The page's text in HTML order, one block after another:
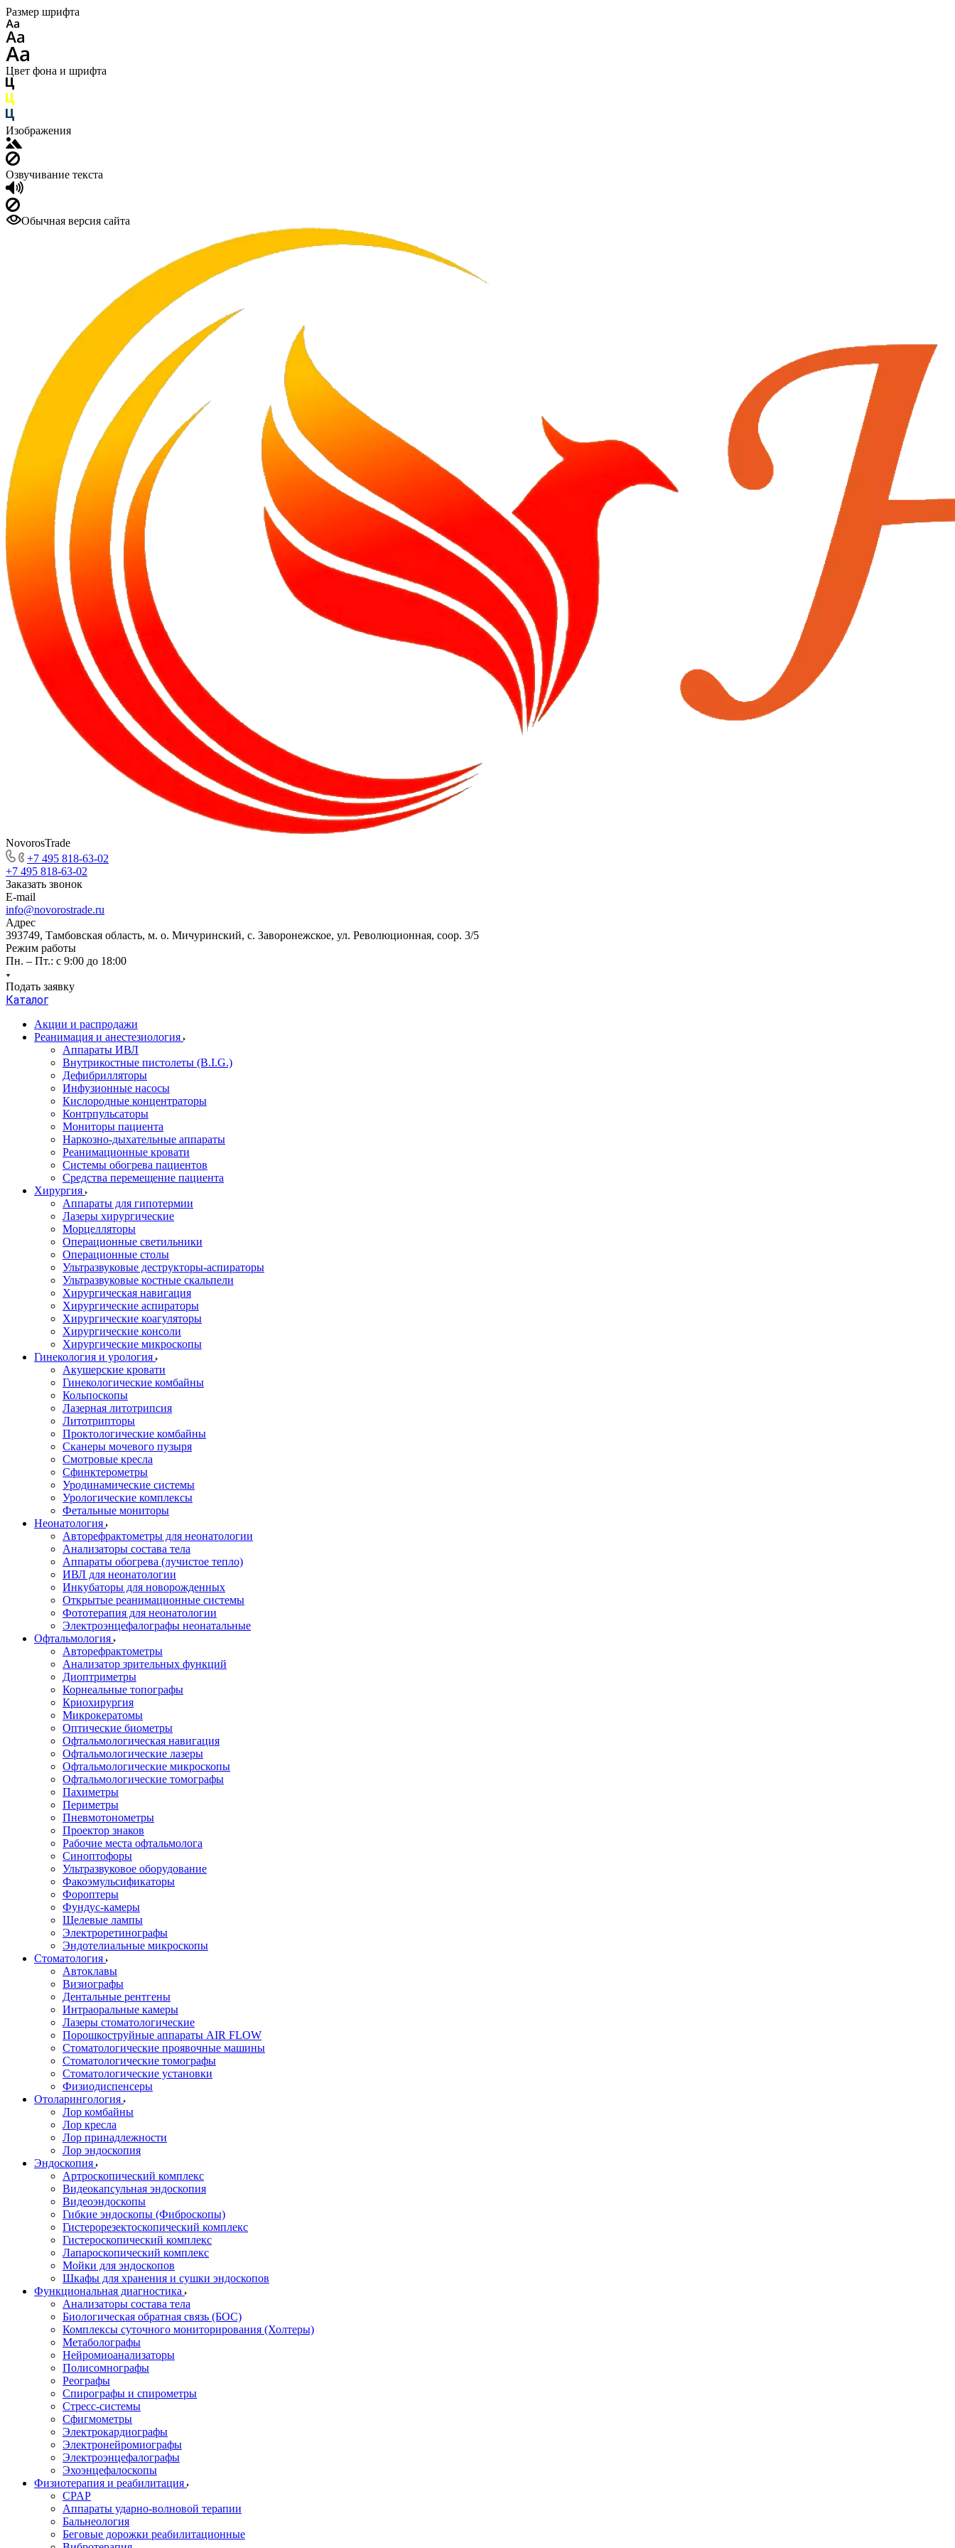
Размер шрифта
Цвет фона и шрифта
Изображения
Озвучивание текста
Обычная версия сайта
NovorosTrade
+7 495 818-63-02
+7 495 818-63-02
Заказать звонок
E-mail
info@novorostrade.ru
Адрес
393749, Тамбовская область, м. о. Мичуринский, с. Заворонежское, ул. Революционная, соор. 3/5
Режим работы
Пн. – Пт.: с 9:00 до 18:00
Подать заявку
Каталог
Акции и распродажи
Реанимация и анестезиология
Аппараты ИВЛ
Внутрикостные пистолеты (B.I.G.)
Дефибрилляторы
Инфузионные насосы
Кислородные концентраторы
Контрпульсаторы
Мониторы пациента
Наркозно-дыхательные аппараты
Реанимационные кровати
Системы обогрева пациентов
Средства перемещение пациента
Хирургия
Аппараты для гипотермии
Лазеры хирургические
Морцелляторы
Операционные светильники
Операционные столы
Ультразвуковые деструкторы-аспираторы
Ультразвуковые костные скальпели
Хирургическая навигация
Хирургические аспираторы
Хирургические коагуляторы
Хирургические консоли
Хирургические микроскопы
Гинекология и урология
Акушерские кровати
Гинекологические комбайны
Кольпоскопы
Лазерная литотрипсия
Литотрипторы
Проктологические комбайны
Сканеры мочевого пузыря
Смотровые кресла
Сфинктерометры
Уродинамические системы
Урологические комплексы
Фетальные мониторы
Неонатология
Авторефрактометры для неонатологии
Анализаторы состава тела
Аппараты обогрева (лучистое тепло)
ИВЛ для неонатологии
Инкубаторы для новорожденных
Открытые реанимационные системы
Фототерапия для неонатологии
Электроэнцефалографы неонатальные
Офтальмология
Авторефрактометры
Анализатор зрительных функций
Диоптриметры
Корнеальные топографы
Криохирургия
Микрокератомы
Оптические биометры
Офтальмологическая навигация
Офтальмологические лазеры
Офтальмологические микроскопы
Офтальмологические томографы
Пахиметры
Периметры
Пневмотонометры
Проектор знаков
Рабочие места офтальмолога
Синоптофоры
Ультразвуковое оборудование
Факоэмульсификаторы
Фороптеры
Фундус-камеры
Щелевые лампы
Электроретинографы
Эндотелиальные микроскопы
Стоматология
Автоклавы
Визиографы
Дентальные рентгены
Интраоральные камеры
Лазеры стоматологические
Порошкоструйные аппараты AIR FLOW
Стоматологические проявочные машины
Стоматологические томографы
Стоматологические установки
Физиодиспенсеры
Отоларингология
Лор комбайны
Лор кресла
Лор принадлежности
Лор эндоскопия
Эндоскопия
Артроскопический комплекс
Видеокапсульная эндоскопия
Видеоэндоскопы
Гибкие эндоскопы (Фиброcкопы)
Гистерорезектоскопический комплекс
Гистероскопический комплекс
Лапароскопический комплекс
Мойки для эндоскопов
Шкафы для хранения и сушки эндоскопов
Функциональная диагностика
Анализаторы состава тела
Биологическая обратная связь (БОС)
Комплексы суточного мониторирования (Холтеры)
Метаболографы
Нейромиоанализаторы
Полисомнографы
Реографы
Спирографы и спирометры
Стресс-системы
Сфигмометры
Электрокардиографы
Электронейромиографы
Электроэнцефалографы
Эхоэнцефалоскопы
Физиотерапия и реабилитация
CPAP
Аппараты ударно-волновой терапии
Бальнеология
Беговые дорожки реабилитационные